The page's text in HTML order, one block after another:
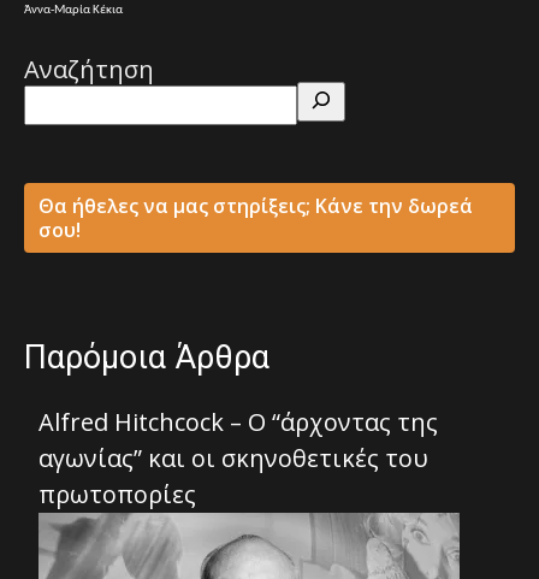
Άννα-Μαρία Κέκια
Αναζήτηση
Θα ήθελες να μας στηρίξεις; Κάνε την δωρεά
σου!
Παρόμοια Άρθρα
Alfred Hitchcock – Ο “άρχοντας της
αγωνίας” και οι σκηνοθετικές του
πρωτοπορίες